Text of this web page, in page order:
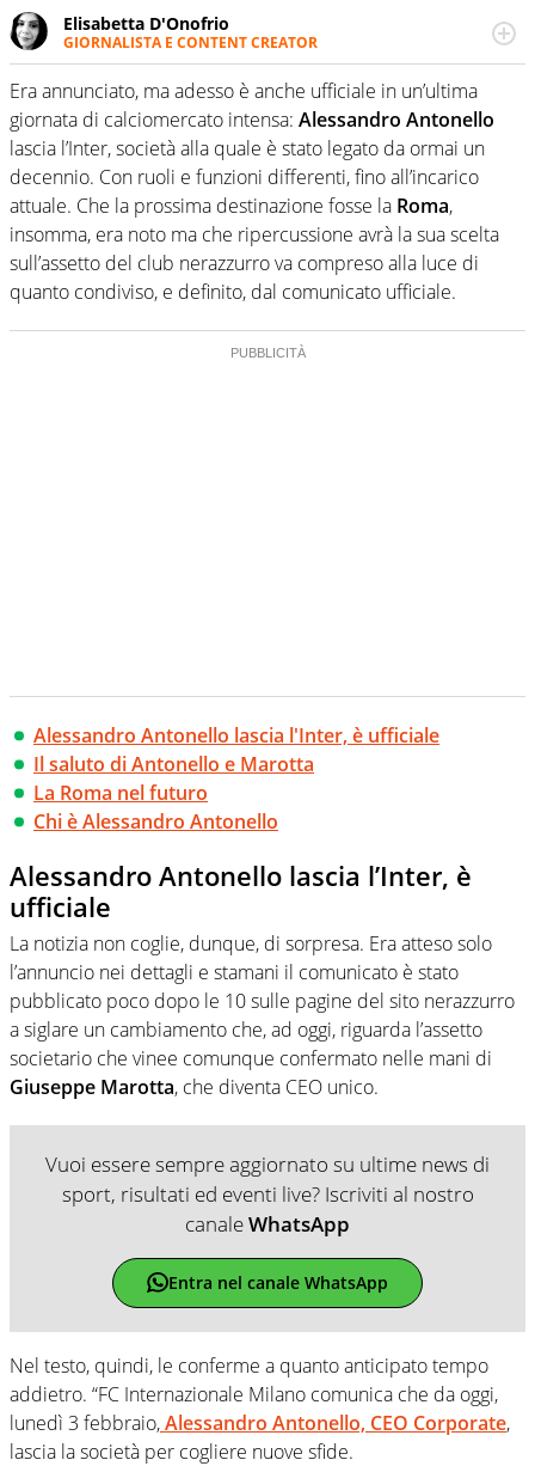
Elisabetta D'Onofrio
GIORNALISTA E CONTENT CREATOR
Giornalista professionista dal 2007, scrive per curiosità
personale e necessità: soprattutto di calcio, di sport e dei
suoi protagonisti, concedendosi innocenti evasioni
nell'ambito della creazione di format. Un tempo ala
destra, oggi si sente a suo agio nel ruolo di libero. Cura
una classifica riservata dei migliori 5 calciatori di sempre.
Era annunciato, ma adesso è anche ufficiale in un’ultima
giornata di calciomercato intensa: Alessandro Antonello
lascia l’Inter, società alla quale è stato legato da ormai un
decennio. Con ruoli e funzioni differenti, fino all’incarico
attuale. Che la prossima destinazione fosse la Roma,
insomma, era noto ma che ripercussione avrà la sua scelta
sull’assetto del club nerazzurro va compreso alla luce di
quanto condiviso, e definito, dal comunicato ufficiale.
Alessandro Antonello lascia l'Inter, è ufficiale
Il saluto di Antonello e Marotta
La Roma nel futuro
Chi è Alessandro Antonello
Alessandro Antonello lascia l’Inter, è
ufficiale
La notizia non coglie, dunque, di sorpresa. Era atteso solo
l’annuncio nei dettagli e stamani il comunicato è stato
pubblicato poco dopo le 10 sulle pagine del sito nerazzurro
a siglare un cambiamento che, ad oggi, riguarda l’assetto
societario che vinee comunque confermato nelle mani di
Giuseppe Marotta, che diventa CEO unico.
Vuoi essere sempre aggiornato su ultime news di
sport, risultati ed eventi live? Iscriviti al nostro
canaleWhatsApp
Entra nel canale WhatsApp
Nel testo, quindi, le conferme a quanto anticipato tempo
addietro. “FC Internazionale Milano comunica che da oggi,
lunedì 3 febbraio,Alessandro Antonello, CEO Corporate,
lascia la società per cogliere nuove sfide.